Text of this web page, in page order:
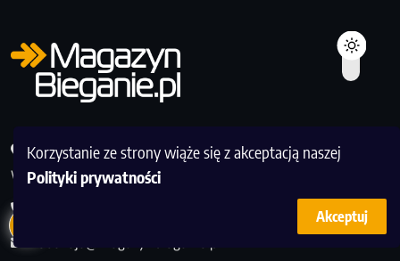
Korzystanie ze strony wiąże się z akceptacją naszej
Polityki prywatności
Akceptuj
Redakcja Magazyn Bieganie, ul. Murmańska 25, 04-204
Warszawa